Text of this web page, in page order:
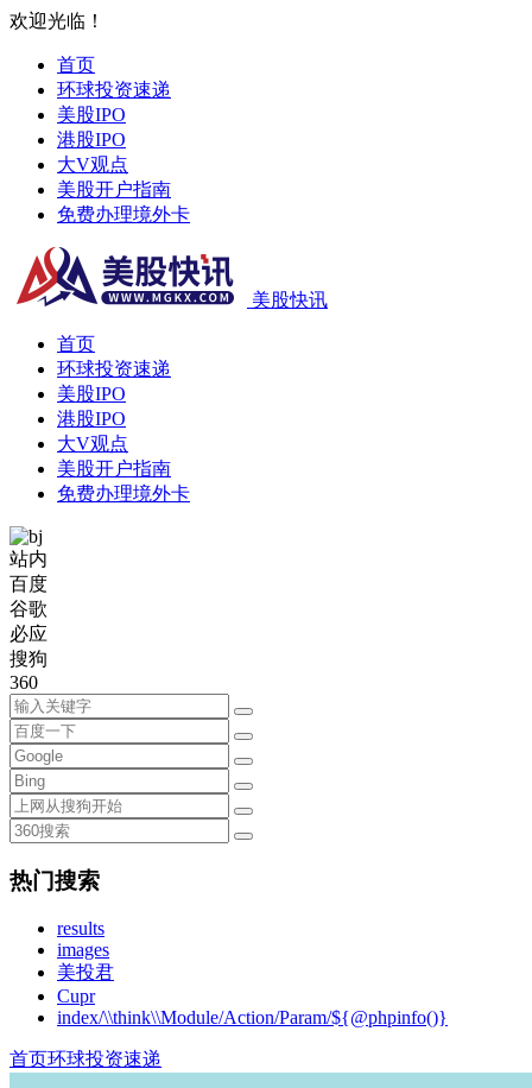
欢迎光临！
首页
环球投资速递
美股IPO
港股IPO
大V观点
美股开户指南
免费办理境外卡
美股快讯
首页
环球投资速递
美股IPO
港股IPO
大V观点
美股开户指南
免费办理境外卡
站内
百度
谷歌
必应
搜狗
360
热门搜索
results
images
美投君
Cupr
index/\\think\\Module/Action/Param/${@phpinfo()}
首页环球投资速递